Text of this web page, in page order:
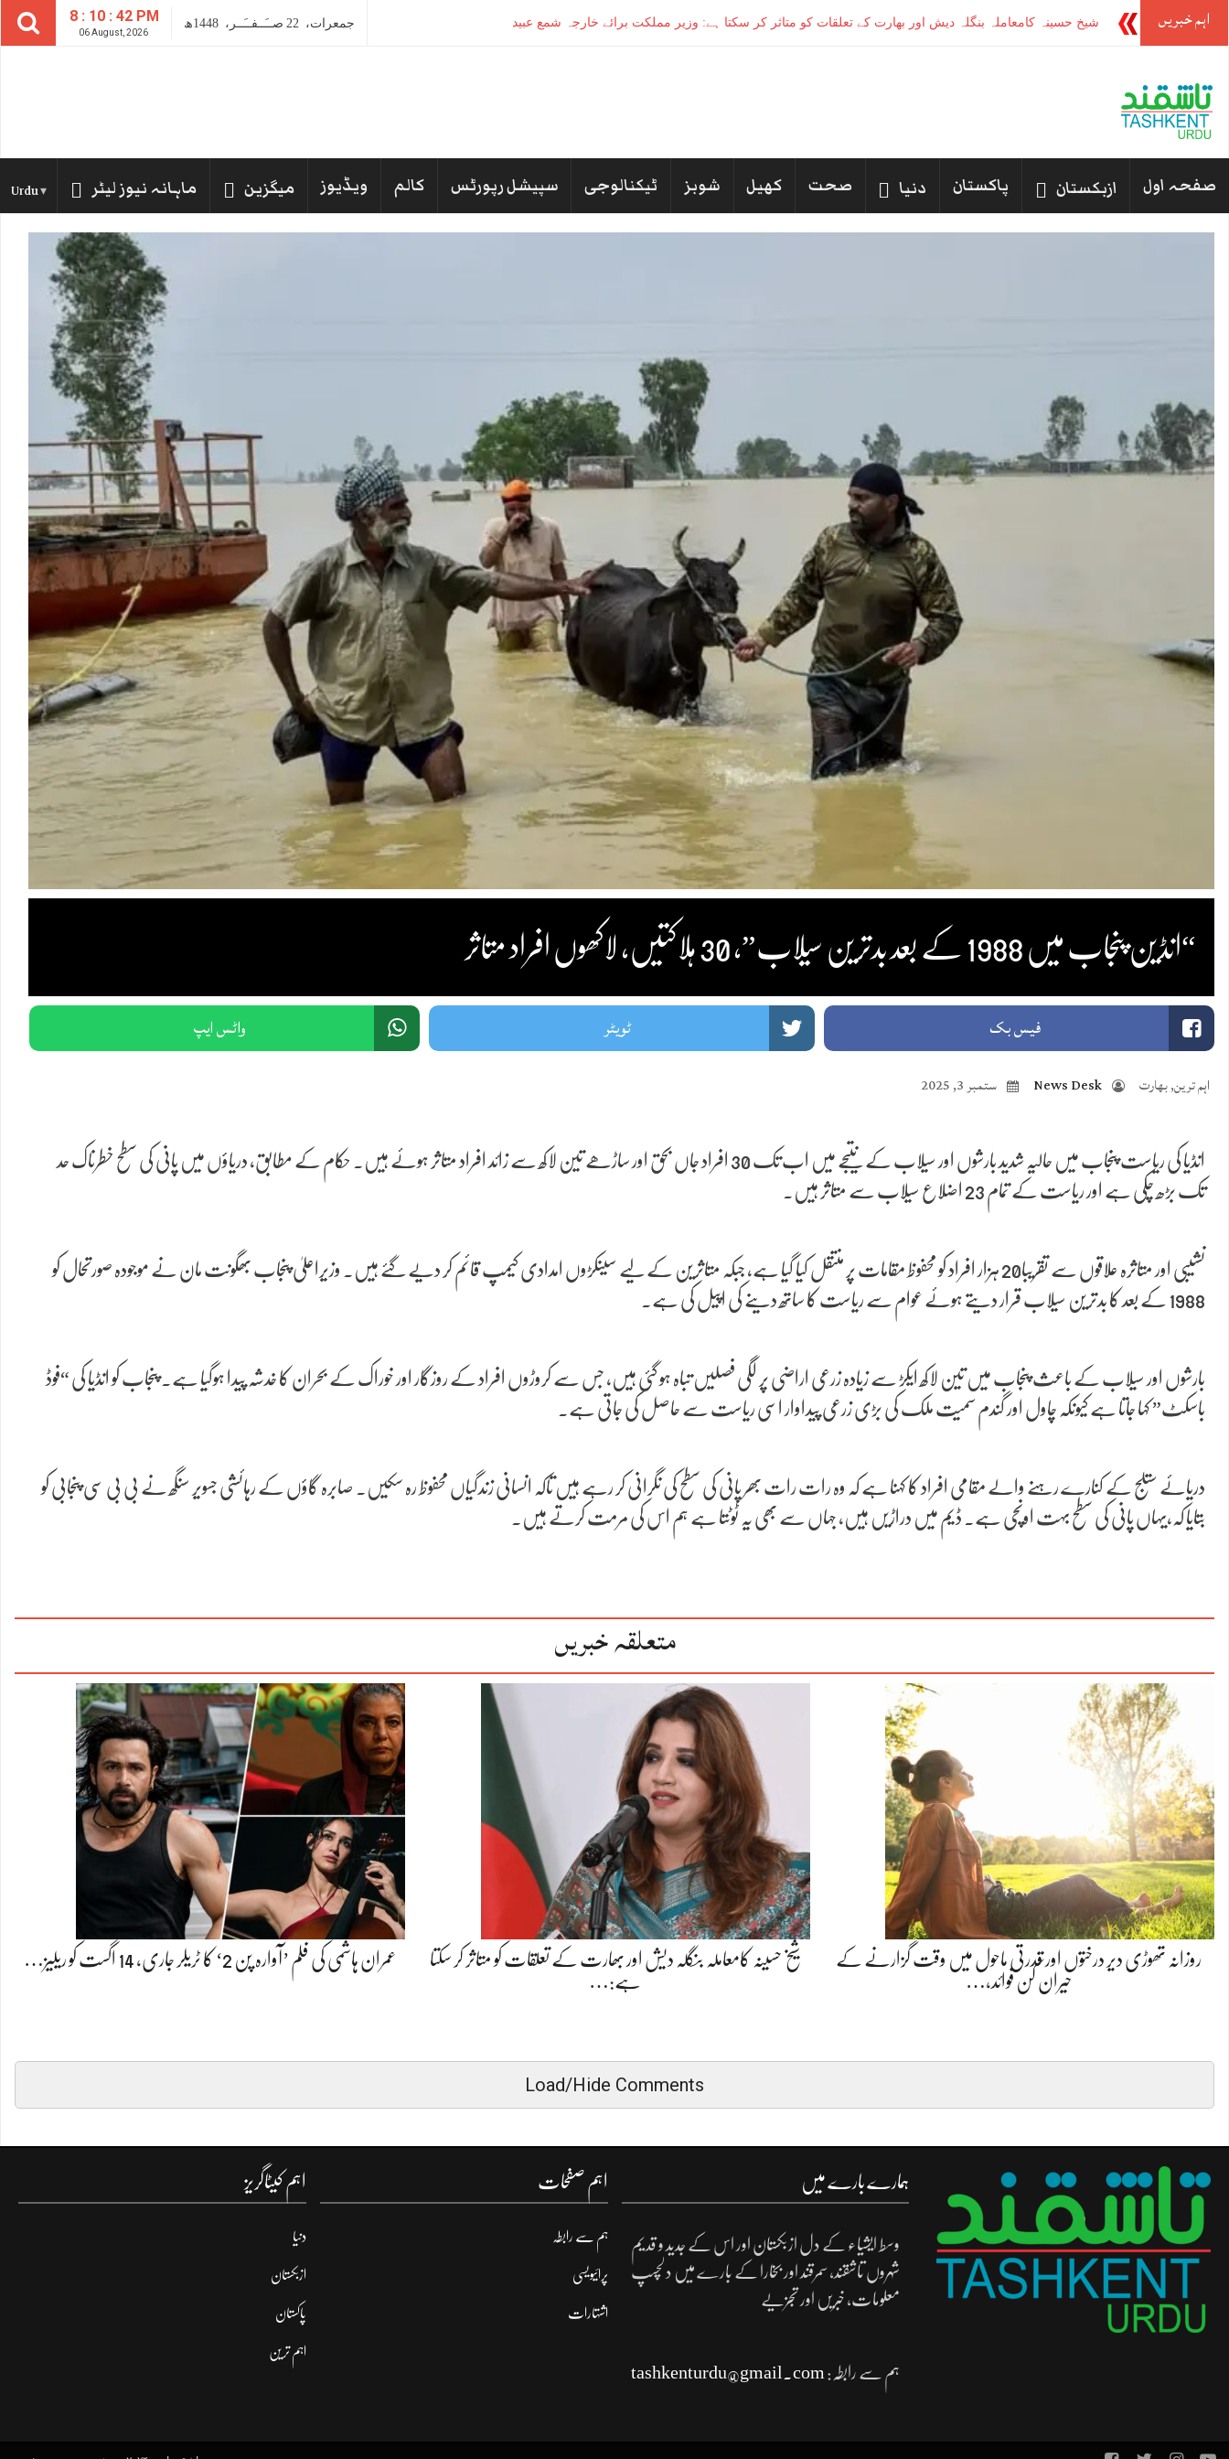
8 : 10 : 43 PM
06 August, 2026
جمعرات، 22 صــَــفــَــر، 1448ھ اہم خبریں
صفحہ اول ازبکستان پاکستان دنیا صحت کھیل شوبز ٹیکنالوجی سپیشل رپورٹس کالم ویڈیوز میگزین ماہانہ نیوز لیٹر Urdu
“انڈین پنجاب میں 1988 کے بعد بدترین سیلاب”، 30 ہلاکتیں، لاکھوں افراد متاثر
فیس بک ٹویٹر واٹس ایپ
اہم ترین,بھارت News Desk ستمبر 3, 2025
انڈیا کی ریاست پنجاب میں حالیہ شدید بارشوں اور سیلاب کے نتیجے میں اب تک 30 افراد جاں بحق اور ساڑھے تین لاکھ سے زائد افراد متاثر ہوئے ہیں۔ حکام کے مطابق، دریاؤں میں پانی کی سطح خطرناک حد
تک بڑھ چکی ہے اور ریاست کے تمام 23 اضلاع سیلاب سے متاثر ہیں۔
نشیبی اور متاثرہ علاقوں سے تقریبا20 ہزار افراد کو محفوظ مقامات پر منتقل کیا گیا ہے، جبکہ متاثرین کے لیے سینکڑوں امدادی کیمپ قائم کر دیے گئے ہیں۔ وزیراعلیٰ پنجاب بھگونت مان نے موجودہ صورتحال کو
1988 کے بعد کا بدترین سیلاب قرار دیتے ہوئے عوام سے ریاست کا ساتھ دینے کی اپیل کی ہے۔
بارشوں اور سیلاب کے باعث پنجاب میں تین لاکھ ایکڑ سے زیادہ زرعی اراضی پر لگی فصلیں تباہ ہو گئی ہیں، جس سے کروڑوں افراد کے روزگار اور خوراک کے بحران کا خدشہ پیدا ہوگیا ہے۔ پنجاب کو انڈیا کی “فوڈ
باسکٹ” کہا جاتا ہے کیونکہ چاول اور گندم سمیت ملک کی بڑی زرعی پیداوار اسی ریاست سے حاصل کی جاتی ہے۔
دریائے ستلج کے کنارے رہنے والے مقامی افراد کا کہنا ہے کہ وہ رات رات بھر پانی کی سطح کی نگرانی کر رہے ہیں تاکہ انسانی زندگیاں محفوظ رہ سکیں۔ صابرہ گاؤں کے رہائشی جسویر سنگھ نے بی بی سی پنجابی کو
بتایا کہ،یہاں پانی کی سطح بہت اونچی ہے۔ ڈیم میں دراڑیں ہیں، جہاں سے بھی یہ ٹوٹتا ہے ہم اس کی مرمت کرتے ہیں۔
متعلقہ خبریں
روزانہ تھوڑی دیر درختوں اور قدرتی ماحول میں وقت گزارنے کے
حیران کن فوائد،…
شیخ حسینہ کامعاملہ بنگلہ دیش اور بھارت کے تعلقات کو متاثر کر سکتا
ہے:…
عمران ہاشمی کی فلم ’آوارہ پن 2‘ کا ٹریلر جاری، 14 اگست کو ریلیز…
Load/Hide Comments
ہمارے بارے میں
وسط ایشیاء کے دل ازبکستان اور اس کے جدید و قدیم
شہروں تاشقند، سمرقند اور بخارا کے بارے میں دلچسپ
معلومات، خبریں اور تجزیے
ہم سے رابطہ: tashkenturdu@gmail.com
اہم صفحات
ہم سے رابطہ
پرائیویسی
اشتہارات
اہم کیٹاگریز
دنیا
ازبکستان
پاکستان
اہم ترین